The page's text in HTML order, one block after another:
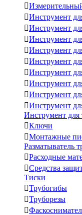

Инструмент
Инструмент
Инструмент
Инструмент
Инструмент
Инструмент
Инструмент
Инструмент
Инструмент
Инструмент для
Ключи
Монтажные
Разматыватель
Расходные
Средства
Тиски
Трубогибы
Труборезы
